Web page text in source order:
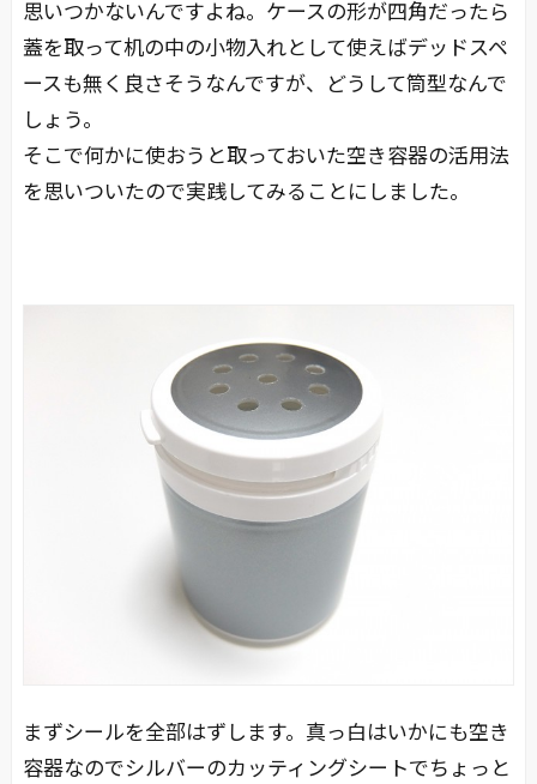
思いつかないんですよね。ケースの形が四角だったら
蓋を取って机の中の小物入れとして使えばデッドスペ
ースも無く良さそうなんですが、どうして筒型なんで
しょう。
そこで何かに使おうと取っておいた空き容器の活用法
を思いついたので実践してみることにしました。
まずシールを全部はずします。真っ白はいかにも空き
容器なのでシルバーのカッティングシートでちょっと